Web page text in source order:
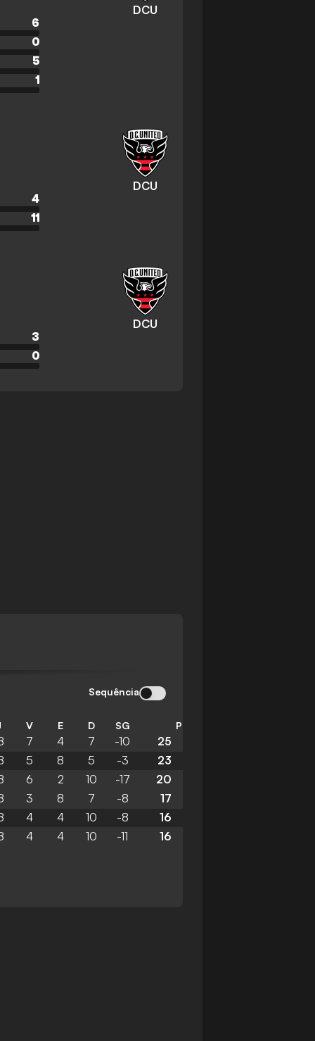
DCU
6
0
5
1
DCU
4
11
DCU
3
0
Sequência
V E D SG P
7 4 7 -10
25
5 8 5 -3
23
6 2 10 -17
20
3 8 7 -8
17
4 4 10 -8
16
4 4 10 -11 16